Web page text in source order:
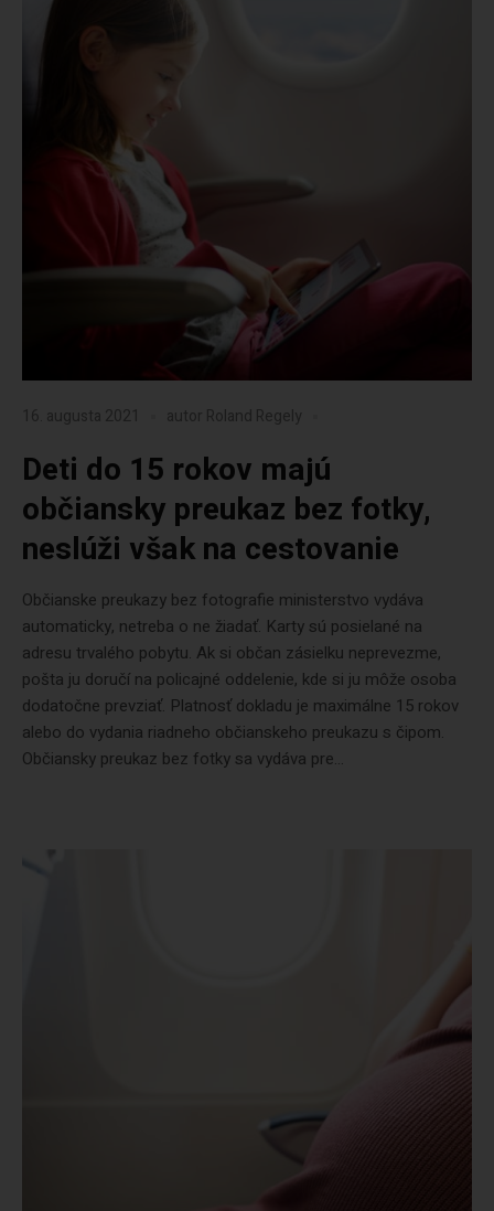
16. augusta 2021 autor Roland Regely
Deti do 15 rokov majú
občiansky preukaz bez fotky,
neslúži však na cestovanie
Občianske preukazy bez fotografie ministerstvo vydáva
automaticky, netreba o ne žiadať. Karty sú posielané na
adresu trvalého pobytu. Ak si občan zásielku neprevezme,
pošta ju doručí na policajné oddelenie, kde si ju môže osoba
dodatočne prevziať. Platnosť dokladu je maximálne 15 rokov
alebo do vydania riadneho občianskeho preukazu s čipom.
Občiansky preukaz bez fotky sa vydáva pre...